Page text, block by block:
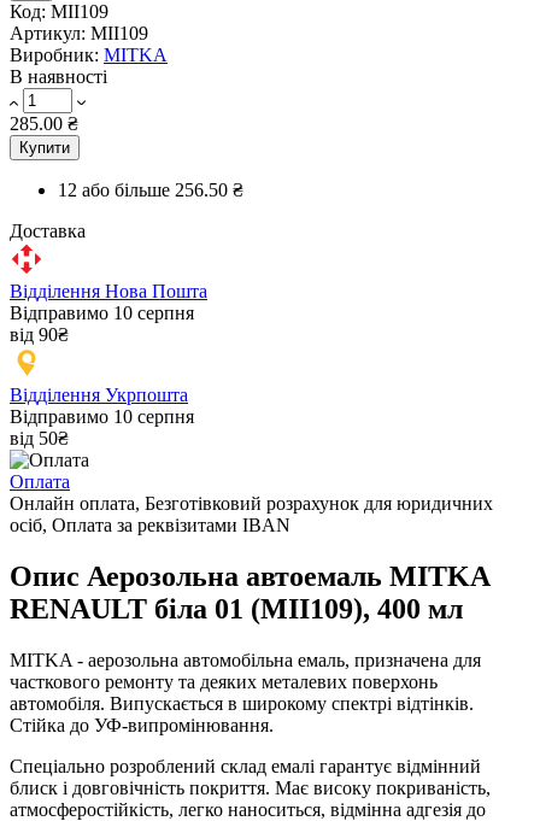
Код: MII109
Артикул: MII109
Виробник: MITKA
В наявності
285.00 ₴
Купити
12 або більше 256.50 ₴
Доставка
Відділення Нова Пошта
Відправимо 10 серпня
від 90₴
Відділення Укрпошта
Відправимо 10 серпня
від 50₴
Оплата
Онлайн оплата, Безготівковий розрахунок для юридичних
осіб, Оплата за реквізитами IBAN
Опис Аерозольна автоемаль MITKA
RENAULT біла 01 (MII109), 400 мл
MITKA - аерозольна автомобільна емаль, призначена для
часткового ремонту та деяких металевих поверхонь
автомобіля. Випускається в широкому спектрі відтінків.
Стійка до УФ-випромінювання.
Спеціально розроблений склад емалі гарантує відмінний
блиск і довговічність покриття. Має високу покриваність,
атмосферостійкість, легко наноситься, відмінна адгезія до